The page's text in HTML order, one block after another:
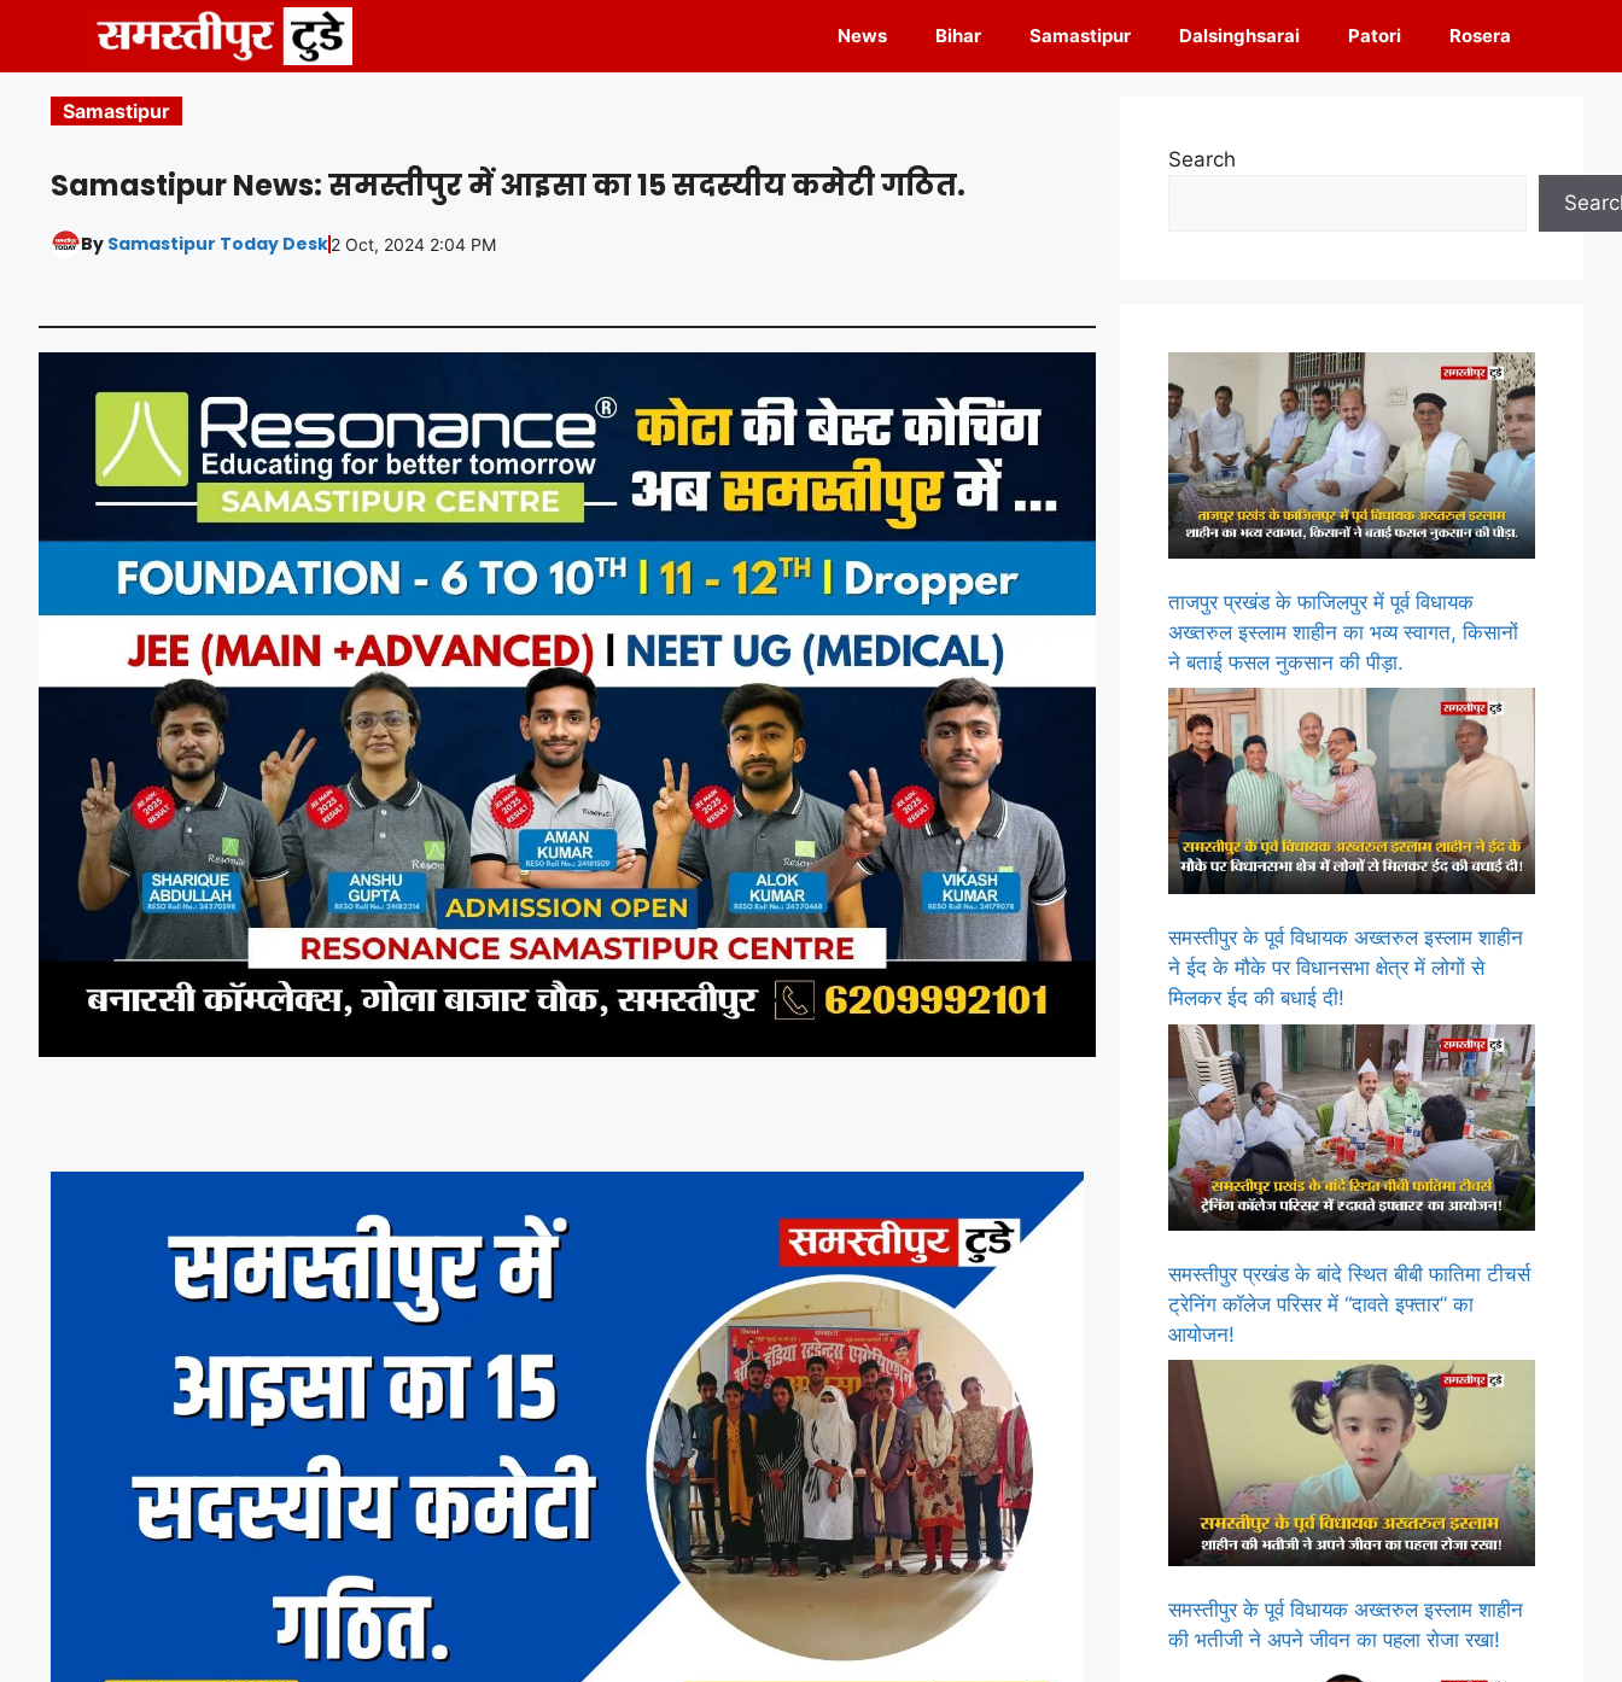
content
News Bihar Samastipur Dalsinghsarai Patori Rosera
Samastipur
Samastipur News: समस्तीपुर में आइसा का 15 सदस्यीय कमेटी गठित.
By Samastipur Today Desk2 Oct, 2024 2:04 PM
Search
ताजपुर प्रखंड के फाजिलपुर में पूर्व विधायक
अख्तरुल इस्लाम शाहीन का भव्य स्वागत, किसानों
ने बताई फसल नुकसान की पीड़ा.
समस्तीपुर के पूर्व विधायक अख्तरुल इस्लाम शाहीन
ने ईद के मौके पर विधानसभा क्षेत्र में लोगों से
मिलकर ईद की बधाई दी!
समस्तीपुर प्रखंड के बांदे स्थित बीबी फातिमा टीचर्स
ट्रेनिंग कॉलेज परिसर में “दावते इफ्तार” का
आयोजन!
समस्तीपुर के पूर्व विधायक अख्तरुल इस्लाम शाहीन
की भतीजी ने अपने जीवन का पहला रोजा रखा!